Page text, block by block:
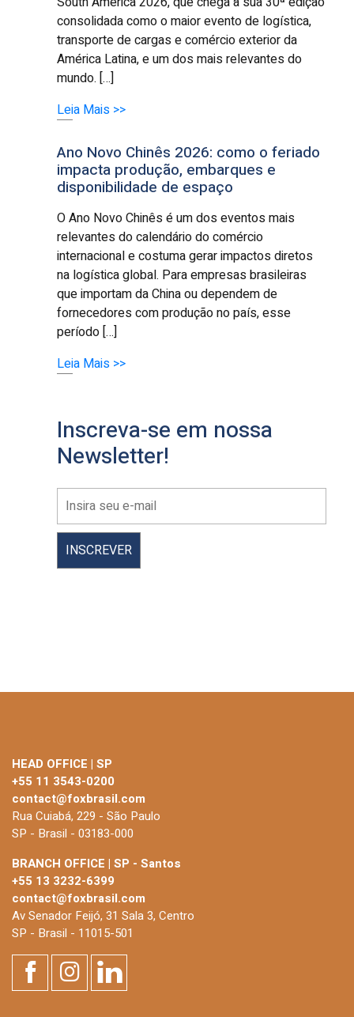
consolidada como o maior evento de logística,
transporte de cargas e comércio exterior da
América Latina, e um dos mais relevantes do
mundo. […]
Leia Mais >>
Ano Novo Chinês 2026: como o feriado
impacta produção, embarques e
disponibilidade de espaço
O Ano Novo Chinês é um dos eventos mais
relevantes do calendário do comércio
internacional e costuma gerar impactos diretos
na logística global. Para empresas brasileiras
que importam da China ou dependem de
fornecedores com produção no país, esse
período […]
Leia Mais >>
Inscreva-se em nossa
Newsletter!
HEAD OFFICE | SP
+55 11 3543-0200
contact@foxbrasil.com
Rua Cuiabá, 229 - São Paulo
SP - Brasil - 03183-000
BRANCH OFFICE | SP - Santos
+55 13 3232-6399
contact@foxbrasil.com
Av Senador Feijó, 31 Sala 3, Centro
SP - Brasil - 11015-501